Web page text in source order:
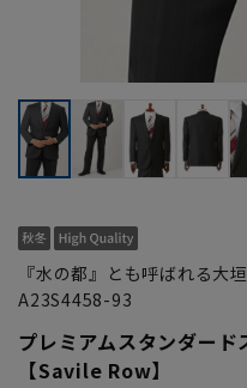
『水の都』とも呼ばれる大
A23S4458-93
プレミアムスタンダード
【Savile Row】